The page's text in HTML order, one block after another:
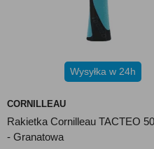
Wysyłka w 24h
CORNILLEAU
Rakietka Cornilleau TACTEO
- Granatowa